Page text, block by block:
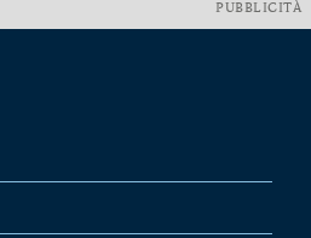
PUBBLICITÀ